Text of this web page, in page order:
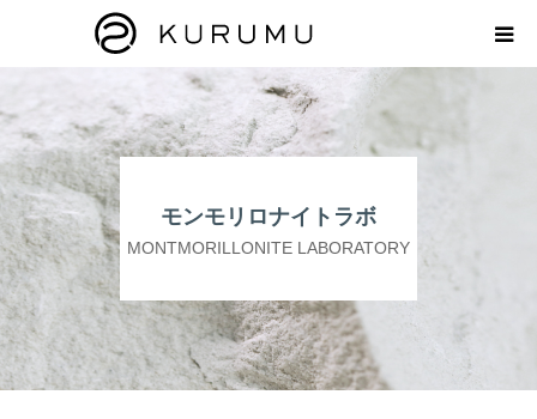
モンモリロナイトラボ
MONTMORILLONITE LABORATORY
HOME
ABOUT
プロダクト
モンモリロナイトラボ
お知らせ